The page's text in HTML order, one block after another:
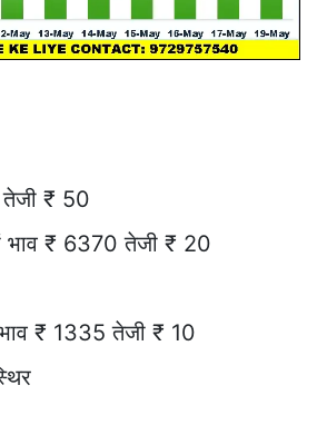
₹ 50
भाव ₹ 6370 तेजी ₹ 20
₹ 1335 तेजी ₹ 10